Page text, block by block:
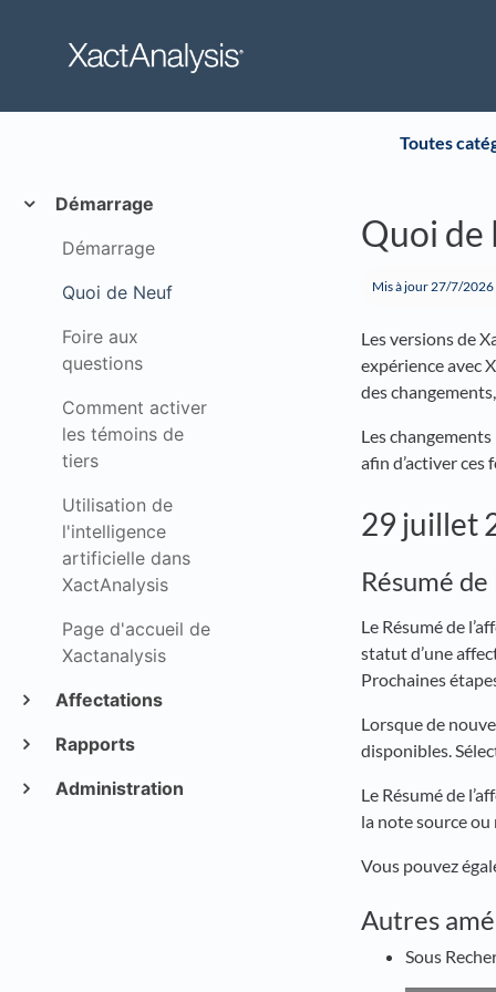
Démarrage
Démarrage
Quoi de Neuf
Foire aux
questions
Comment activer
les témoins de
tiers
Utilisation de
l'intelligence
artificielle dans
XactAnalysis
Page d'accueil de
Xactanalysis
Affectations
Rapports
Administration
Toutes
Quoi de
Mis à jour27/7/2026
Les versions de
expérience avec
des
Les
afin d’activer ces
29 juillet
Résumé
Le Résumé de
statut d’une
Prochaines
Lorsque de
disponibles.
Le Résumé de
la note source
Vous pouvez
Autres
Sous